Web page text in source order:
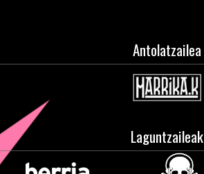
Antolatzailea
Laguntzaileak